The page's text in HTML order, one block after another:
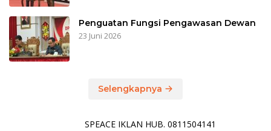
Penguatan Fungsi Pengawasan Dewan
23 Juni 2026
Selengkapnya
SPEACE IKLAN HUB. 0811504141